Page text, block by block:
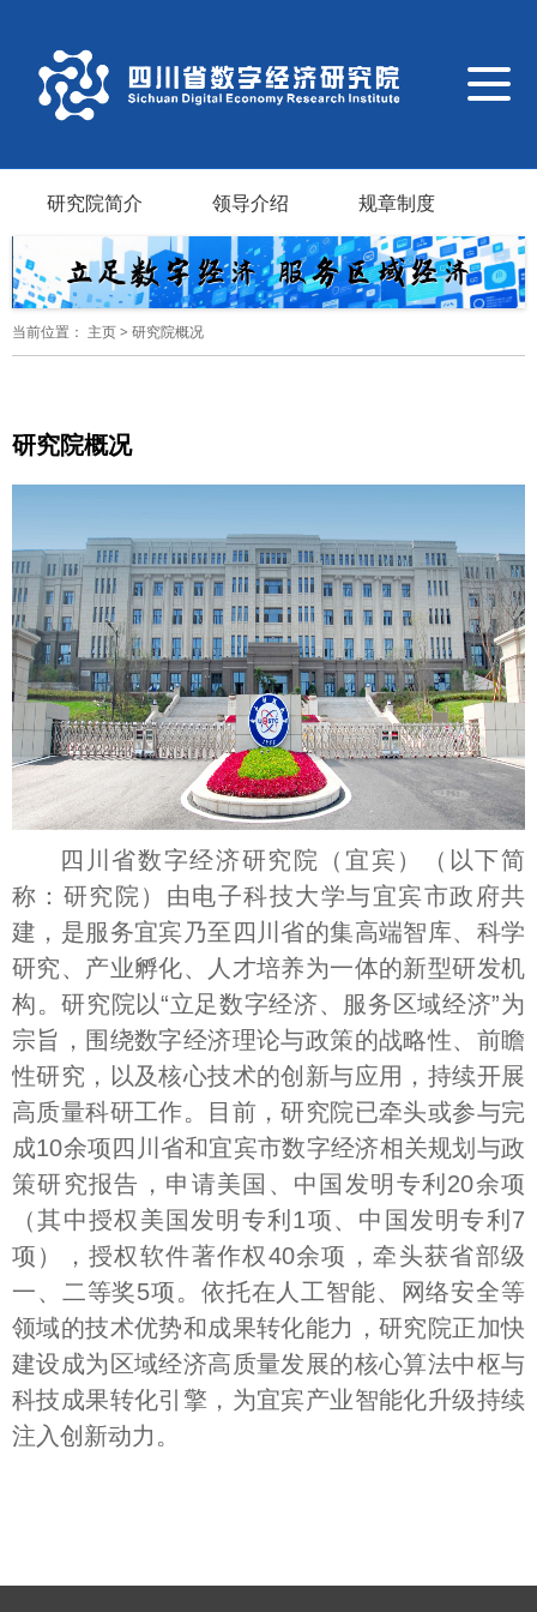
导
航
换
研究院简介
领导介绍 规章制度
当前位置： 主页> 研究院概况
研究院概况
四川省数字经济研究院（宜宾）（以下简
称：研究院）由电子科技大学与宜宾市政府共
建，是服务宜宾乃至四川省的集高端智库、科学
研究、产业孵化、人才培养为一体的新型研发机
构。研究院以“立足数字经济、服务区域经济”为
宗旨，围绕数字经济理论与政策的战略性、前瞻
性研究，以及核心技术的创新与应用，持续开展
高质量科研工作。目前，研究院已牵头或参与完
成10余项四川省和宜宾市数字经济相关规划与政
策研究报告，申请美国、中国发明专利20余项
（其中授权美国发明专利1项、中国发明专利7
项），授权软件著作权40余项，牵头获省部级
一、二等奖5项。依托在人工智能、网络安全等
领域的技术优势和成果转化能力，研究院正加快
建设成为区域经济高质量发展的核心算法中枢与
科技成果转化引擎，为宜宾产业智能化升级持续
注入创新动力。